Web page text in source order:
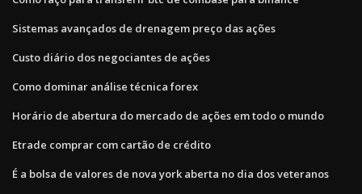
Sistemas avançados de drenagem preço das ações
Custo diário dos negociantes de ações
Como dominar análise técnica forex
Horário de abertura do mercado de ações em todo o mundo
Etrade comprar com cartão de crédito
É a bolsa de valores de nova york aberta no dia dos veteranos